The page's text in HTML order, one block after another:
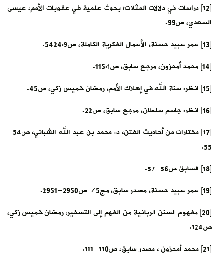
[12] دراسات في دلالات المثلات؛ بحوث علمية في عقوبات الأمم، عيسى
السعدي، ص99.
[13] عمر عبيد حسنة، الأعمال الفكرية الكاملة، ص5424:9.
[14] محمد أمحزون، مرجع سابق، ص115:1.
[15] انظر: سنة الله في إهلاك الأمم، رمضان خميس زكي، ص45.
[16] انظر: جاسم سلطان، مرجع سابق، ص22.
[17] مختارات من أحاديث الفتن، د. محمد بن عبد الله الشباني، ص54-
55.
[18] السابق ص56-57.
[19] عمر عبيد حسنة، مصدر سابق، مج5/ ص2950-2951.
[20] مفهوم السنن الربانية من الفهم إلى التسخير، رمضان خميس زكي،
ص124.
[21] محمد أمحزون ، مصدر سابق، ص110-111.